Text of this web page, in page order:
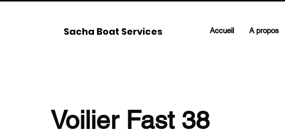
Sacha Boat Services Accueil A propos
Voilier Fast 38